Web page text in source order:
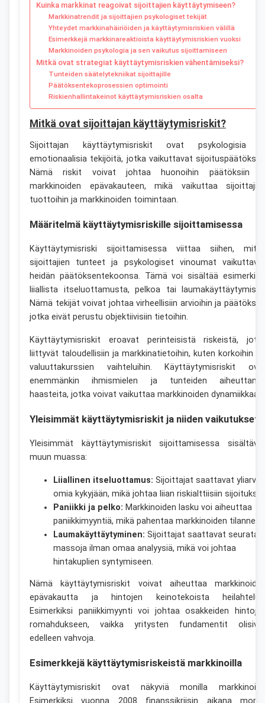
Kuinka markkinat reagoivat sijoittajien käyttäytymiseen?
Markkinatrendit ja sijoittajien psykologiset tekijät
Yhteydet markkinahäiriöiden ja käyttäytymisriskien välillä
Esimerkkejä markkinareaktioista käyttäytymisriskien vuoksi
Markkinoiden psykologia ja sen vaikutus sijoittamiseen
Mitkä ovat strategiat käyttäytymisriskien vähentämiseksi?
Tunteiden säätelytekniikat sijoittajille
Päätöksentekoprosessien optimointi
Riskienhallintakeinot käyttäytymisriskien osalta
Mitkä ovat sijoittajan käyttäytymisriskit?
Sijoittajan käyttäytymisriskit ovat psykologisia
emotionaalisia tekijöitä, jotka vaikuttavat
Nämä riskit voivat johtaa huonoihin päätöksiin
markkinoiden epävakauteen, mikä vaikuttaa
tuottoihin ja markkinoiden toimintaan.
Määritelmä käyttäytymisriskille sijoittamisessa
Käyttäytymisriski sijoittamisessa viittaa siihen,
sijoittajien tunteet ja psykologiset vinoumat
heidän päätöksentekoonsa. Tämä voi sisältää
liiallista itseluottamusta, pelkoa tai
Nämä tekijät voivat johtaa virheellisiin arvioihin ja
jotka eivät perustu objektiivisiin tietoihin.
Käyttäytymisriskit eroavat perinteisistä riskeistä,
liittyvät taloudellisiin ja markkinatietoihin, kuten korkoihin
valuuttakurssien vaihteluihin. Käyttäytymisriskit
enemmänkin ihmismielen ja tunteiden
haasteita, jotka voivat vaikuttaa markkinoiden dynamiikkaan.
Yleisimmät käyttäytymisriskit ja niiden vaikutukset
Yleisimmät käyttäytymisriskit sijoittamisessa
muun muassa:
Liiallinen itseluottamus: Sijoittajat saattavat
omia kykyjään, mikä johtaa liian riskialttiisiin
Paniikki ja pelko: Markkinoiden lasku voi aiheuttaa
paniikkimyyntiä, mikä pahentaa markkinoiden
Laumakäyttäytyminen: Sijoittajat saattavat seurata
massoja ilman omaa analyysiä, mikä voi johtaa
hintakuplien syntymiseen.
Nämä käyttäytymisriskit voivat aiheuttaa
epävakautta ja hintojen keinotekoista
Esimerkiksi paniikkimyynti voi johtaa osakkeiden
romahdukseen, vaikka yritysten fundamentit
edelleen vahvoja.
Esimerkkejä käyttäytymisriskeistä markkinoilla
Käyttäytymisriskit ovat näkyviä monilla
Esimerkiksi vuonna 2008 finanssikriisin aikana